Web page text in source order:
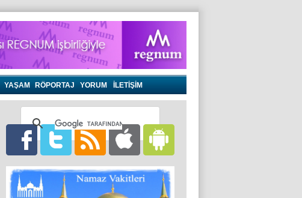
YAŞAM RÖPORTAJ YORUM İLETİŞİM